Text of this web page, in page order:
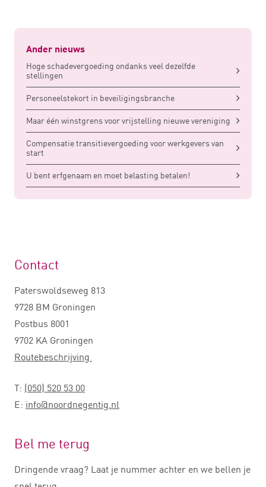
Ander nieuws
Hoge schadevergoeding ondanks veel dezelfde
stellingen
Personeelstekort in beveiligingsbranche
Maar één winstgrens voor vrijstelling nieuwe vereniging
Compensatie transitievergoeding voor werkgevers van
start
U bent erfgenaam en moet belasting betalen!
Contact
Paterswoldseweg 813
9728 BM Groningen
Postbus 8001
9702 KA Groningen
Routebeschrijving
T: (050) 520 53 00
E: info@noordnegentig.nl
Bel me terug
Dringende vraag? Laat je nummer achter en we bellen je